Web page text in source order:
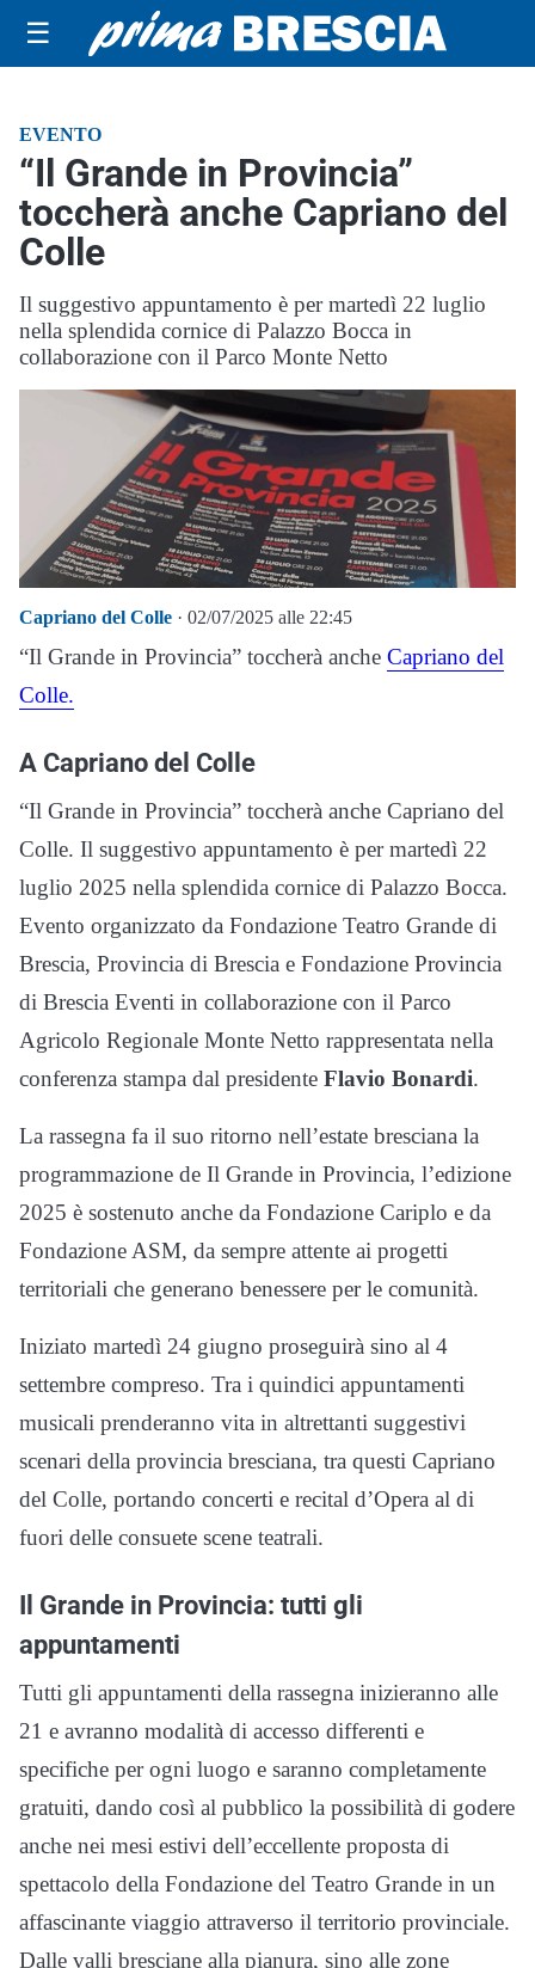
☰
EVENTO
“Il Grande in Provincia”
toccherà anche Capriano del
Colle
Il suggestivo appuntamento è per martedì 22 luglio
nella splendida cornice di Palazzo Bocca in
collaborazione con il Parco Monte Netto
Capriano del Colle · 02/07/2025 alle 22:45
“Il Grande in Provincia” toccherà anche Capriano del
Colle.
A Capriano del Colle
“Il Grande in Provincia” toccherà anche Capriano del
Colle. Il suggestivo appuntamento è per martedì 22
luglio 2025 nella splendida cornice di Palazzo Bocca.
Evento organizzato da Fondazione Teatro Grande di
Brescia, Provincia di Brescia e Fondazione Provincia
di Brescia Eventi in collaborazione con il Parco
Agricolo Regionale Monte Netto rappresentata nella
conferenza stampa dal presidente Flavio Bonardi.
La rassegna fa il suo ritorno nell’estate bresciana la
programmazione de Il Grande in Provincia, l’edizione
2025 è sostenuto anche da Fondazione Cariplo e da
Fondazione ASM, da sempre attente ai progetti
territoriali che generano benessere per le comunità.
Iniziato martedì 24 giugno proseguirà sino al 4
settembre compreso. Tra i quindici appuntamenti
musicali prenderanno vita in altrettanti suggestivi
scenari della provincia bresciana, tra questi Capriano
del Colle, portando concerti e recital d’Opera al di
fuori delle consuete scene teatrali.
Il Grande in Provincia: tutti gli
appuntamenti
Tutti gli appuntamenti della rassegna inizieranno alle
21 e avranno modalità di accesso differenti e
specifiche per ogni luogo e saranno completamente
gratuiti, dando così al pubblico la possibilità di godere
anche nei mesi estivi dell’eccellente proposta di
spettacolo della Fondazione del Teatro Grande in un
affascinante viaggio attraverso il territorio provinciale.
Dalle valli bresciane alla pianura, sino alle zone